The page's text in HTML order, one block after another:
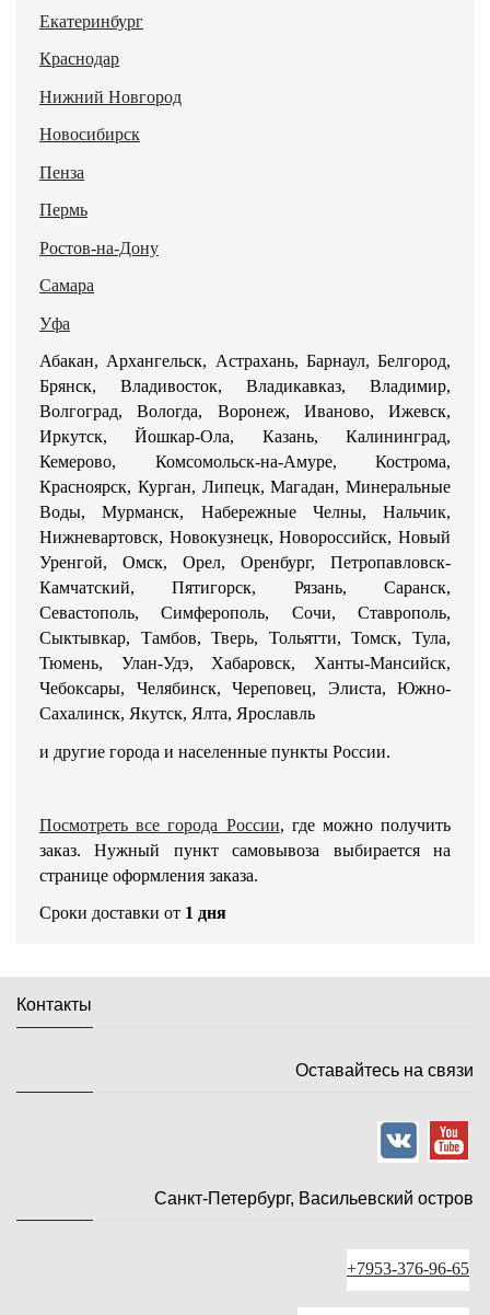
Екатеринбург
Краснодар
Нижний Новгород
Новосибирск
Пенза
Пермь
Ростов-на-Дону
Самара
Уфа
Абакан, Архангельск, Астрахань, Барнаул, Белгород,
Брянск, Владивосток, Владикавказ, Владимир,
Волгоград, Вологда, Воронеж, Иваново, Ижевск,
Иркутск, Йошкар-Ола, Казань, Калининград,
Кемерово, Комсомольск-на-Амуре, Кострома,
Красноярск, Курган, Липецк, Магадан, Минеральные
Воды, Мурманск, Набережные Челны, Нальчик,
Нижневартовск, Новокузнецк, Новороссийск, Новый
Уренгой, Омск, Орел, Оренбург, Петропавловск-
Камчатский, Пятигорск, Рязань, Саранск,
Севастополь, Симферополь, Сочи, Ставрополь,
Сыктывкар, Тамбов, Тверь, Тольятти, Томск, Тула,
Тюмень, Улан-Удэ, Хабаровск, Ханты-Мансийск,
Чебоксары, Челябинск, Череповец, Элиста, Южно-
Сахалинск, Якутск, Ялта, Ярославль
и другие города и населенные пункты России.
Посмотреть все города России, где можно получить
заказ. Нужный пункт самовывоза выбирается на
странице оформления заказа.
Сроки доставки от 1 дня
Контакты
Оставайтесь на связи
Санкт-Петербург, Васильевский остров
+7953-376-96-65